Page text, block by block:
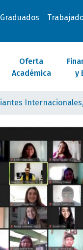
Graduados
Oferta
Académica
y